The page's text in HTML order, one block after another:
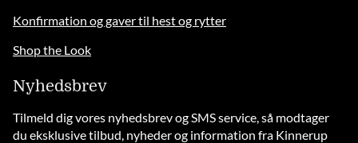
Konfirmation og gaver til hest og rytter
Shop the Look
Nyhedsbrev
Tilmeld dig vores nyhedsbrev og SMS service, så modtager
du eksklusive tilbud, nyheder og information fra Kinnerup